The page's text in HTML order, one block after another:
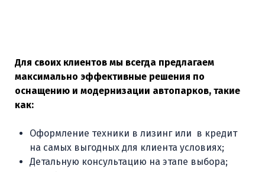
Для своих клиентов мы всегда предлагаем
максимально эффективные решения по
оснащению и модернизации автопарков, такие
как:
Оформление техники в лизинг или в кредит
на самых выгодных для клиента условиях;
Детальную консультацию на этапе выбора;